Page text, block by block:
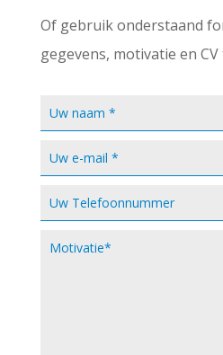
Of gebruik onderstaand
gegevens, motivatie en